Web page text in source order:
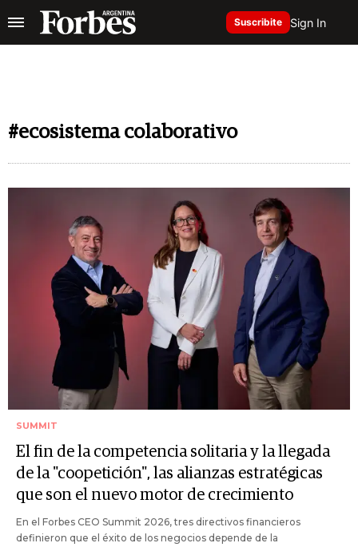
Suscribite Sign In
#ecosistema colaborativo
SUMMIT
El fin de la competencia solitaria y la llegada
de la "coopetición", las alianzas estratégicas
que son el nuevo motor de crecimiento
En el Forbes CEO Summit 2026, tres directivos financieros
definieron que el éxito de los negocios depende de la